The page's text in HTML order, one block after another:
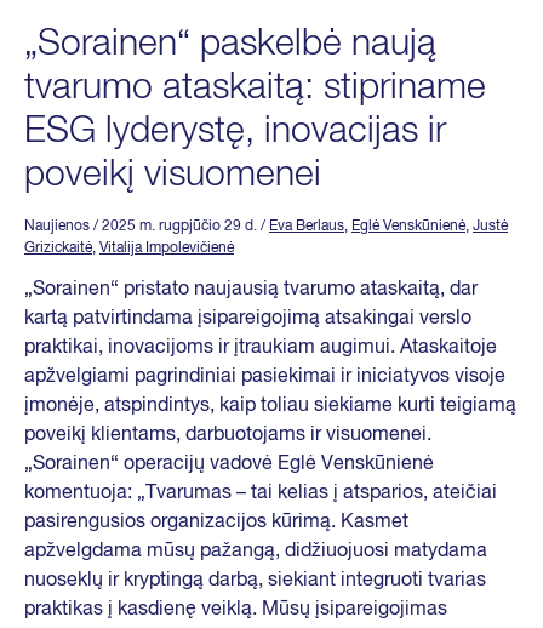
„Sorainen“ paskelbė naują
tvarumo ataskaitą: stipriname
ESG lyderystę, inovacijas ir
poveikį visuomenei
Naujienos / 2025 m. rugpjūčio 29 d. / Eva Berlaus, Eglė Venskūnienė, Justė
Grizickaitė, Vitalija Impolevičienė
„Sorainen“ pristato naujausią tvarumo ataskaitą, dar
kartą patvirtindama įsipareigojimą atsakingai verslo
praktikai, inovacijoms ir įtraukiam augimui. Ataskaitoje
apžvelgiami pagrindiniai pasiekimai ir iniciatyvos visoje
įmonėje, atspindintys, kaip toliau siekiame kurti teigiamą
poveikį klientams, darbuotojams ir visuomenei.
„Sorainen“ operacijų vadovė Eglė Venskūnienė
komentuoja: „Tvarumas – tai kelias į atsparios, ateičiai
pasirengusios organizacijos kūrimą. Kasmet
apžvelgdama mūsų pažangą, didžiuojuosi matydama
nuoseklų ir kryptingą darbą, siekiant integruoti tvarias
praktikas į kasdienę veiklą. Mūsų įsipareigojimas